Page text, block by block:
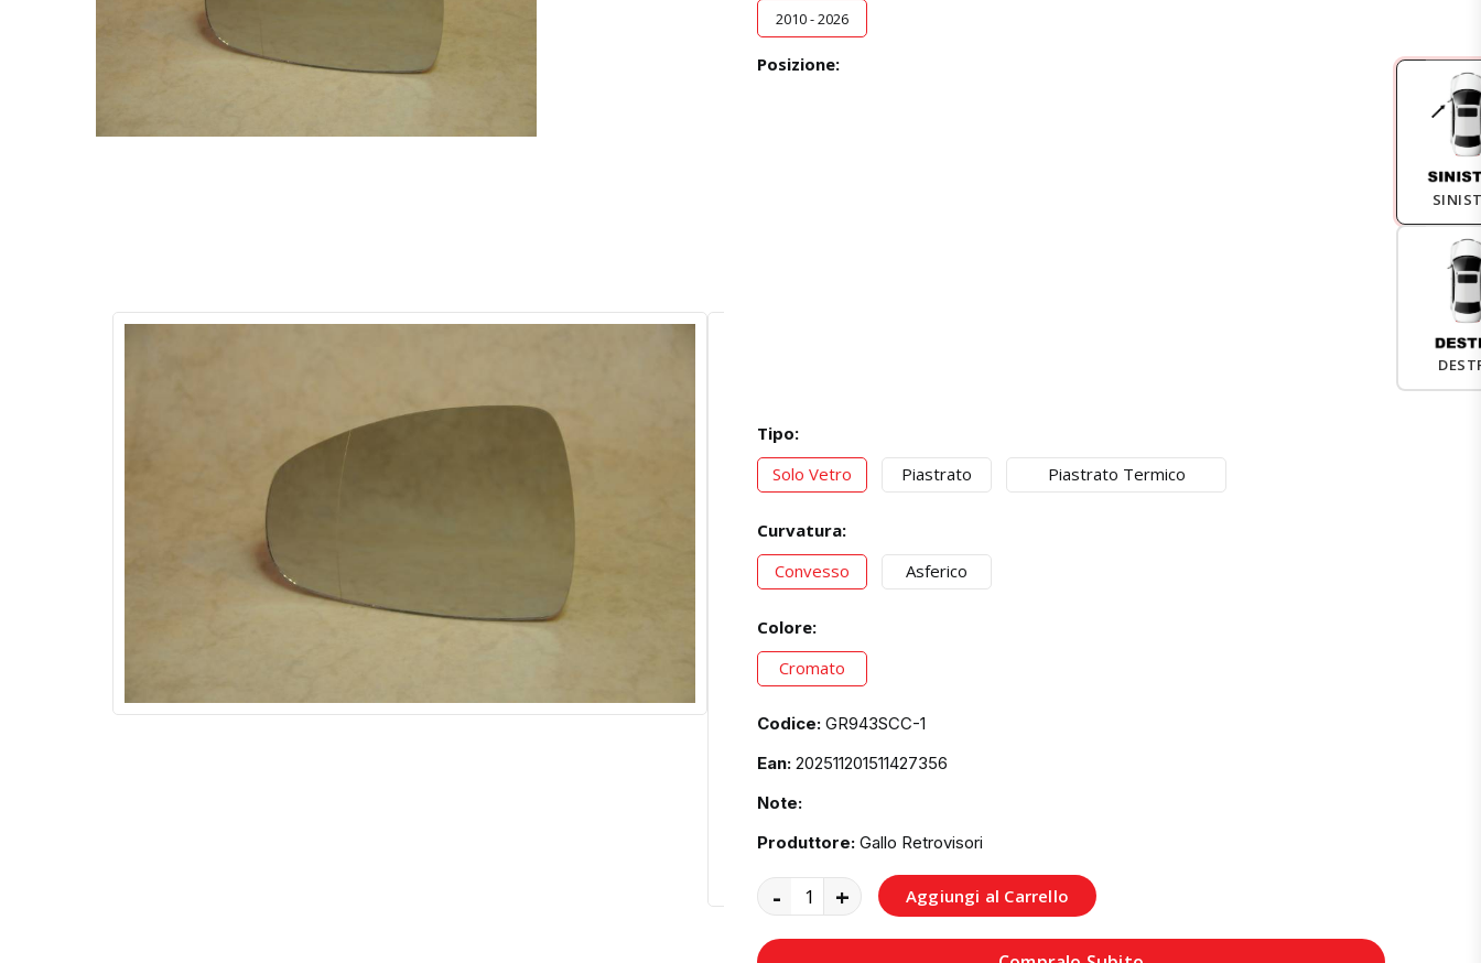
2010 - 2026
Posizione:
Tipo:
Solo Vetro
Piastrato Piastrato Termico
Curvatura:
Convesso
Asferico
Colore:
Cromato
Codice: GR943SCC-1
Ean: 202511201511427356
Note:
Produttore: Gallo Retrovisori
- + Aggiungi al Carrello